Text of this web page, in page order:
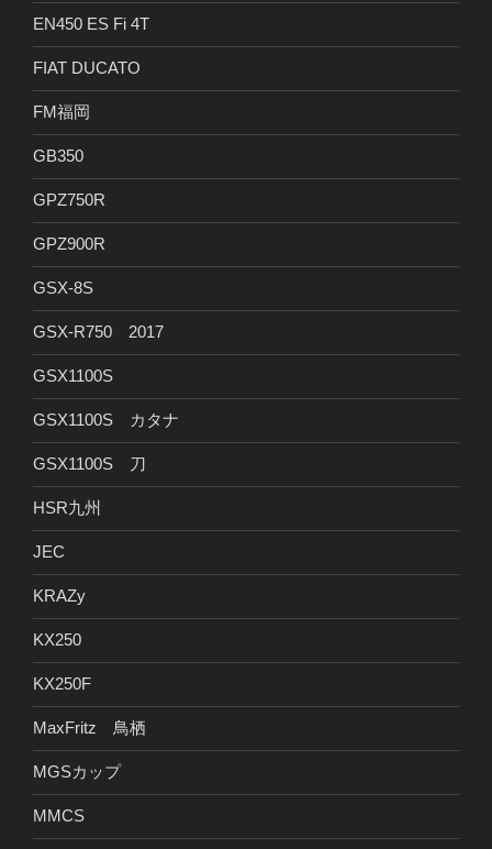
EN450 ES Fi 4T
FIAT DUCATO
FM福岡
GB350
GPZ750R
GPZ900R
GSX-8S
GSX-R750 2017
GSX1100S
GSX1100S カタナ
GSX1100S 刀
HSR九州
JEC
KRAZy
KX250
KX250F
MaxFritz 鳥栖
MGSカップ
MMCS